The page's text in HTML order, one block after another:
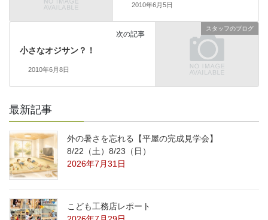
2010年6月5日
スタッフのブログ
次の記事
小さなオジサン？！
2010年6月8日
最新記事
外の暑さを忘れる【平屋の完成見学会】
8/22（土）8/23（日）
2026年7月31日
こども工務店レポート